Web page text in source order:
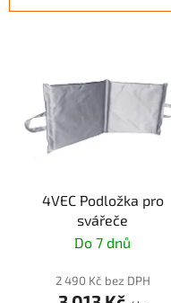
4VEC Podložka pro
svářeče
Do 7 dnů
2 490 Kč bez DPH